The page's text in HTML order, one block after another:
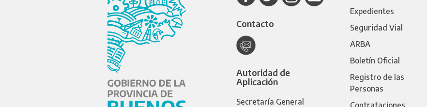
Contacto
Autoridad de
Aplicación
Secretaría General
Expedientes
Seguridad Vial
ARBA
Boletín Oficial
Registro de las
Personas
Contrataciones